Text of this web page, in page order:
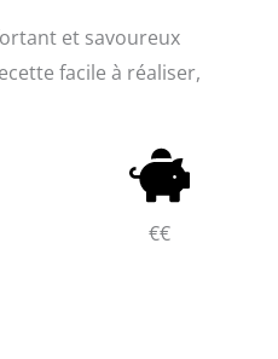
et savoureux
facile à réaliser,
€€